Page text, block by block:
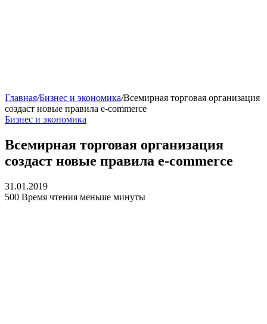
Главная/Бизнес и экономика/Всемирная торговая организация
создаст новые правила e-commerce
Бизнес и экономика
Всемирная торговая организация
создаст новые правила e-commerce
31.01.2019
500 Время чтения меньше минуты